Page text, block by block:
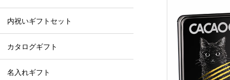
内祝いギフトセット
カタログギフト
名入れギフト